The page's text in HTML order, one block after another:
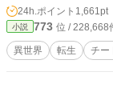
強の仮面メイド・シン
コスパの高い道を選び
とのない父・帝国大元帥のい
損をするなら意味がな
24h.ポイント 1,661pt
小説 773 位 / 228,668
異世界 転生 チー